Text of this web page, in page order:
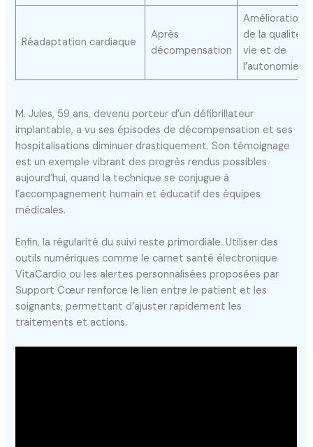
Réadaptation cardiaque
Après
décompensation
Amélioration
de la qualité
vie et de
l’autonomie
M. Jules, 59 ans, devenu porteur d’un défibrillateur
implantable, a vu ses épisodes de décompensation et ses
hospitalisations diminuer drastiquement. Son témoignage
est un exemple vibrant des progrès rendus possibles
aujourd’hui, quand la technique se conjugue à
l’accompagnement humain et éducatif des équipes
médicales.
Enfin, la régularité du suivi reste primordiale. Utiliser des
outils numériques comme le carnet santé électronique
VitaCardio ou les alertes personnalisées proposées par
Support Cœur renforce le lien entre le patient et les
soignants, permettant d’ajuster rapidement les
traitements et actions.